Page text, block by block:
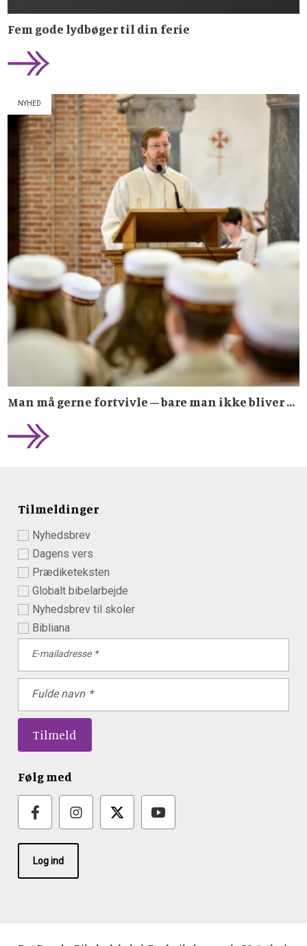
Fem gode lydbøger til din ferie
NYHED
Man må gerne fortvivle – bare man ikke bliver ...
Tilmeldinger
Nyhedsbrev
Dagens vers
Prædiketeksten
Globalt bibelarbejde
Nyhedsbrev til skoler
Bibliana
E-mailadresse
Fulde navn
Følg med
Log ind